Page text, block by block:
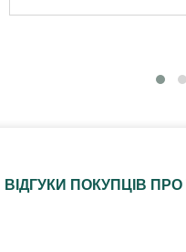
ВІДГУКИ ПОКУПЦІВ